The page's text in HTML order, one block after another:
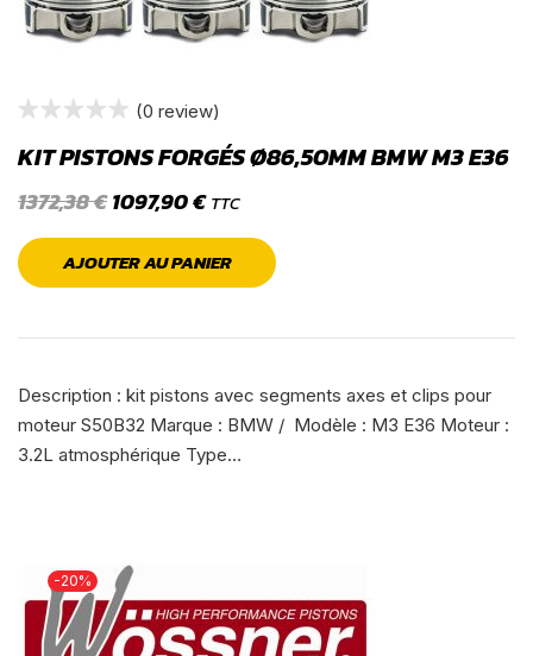
(0 review)
KIT PISTONS FORGÉS Ø86,50MM BMW M3 E36
1372,38€1097,90€ TTC
AJOUTER AU PANIER
Description : kit pistons avec segments axes et clips pour
moteur S50B32 Marque : BMW / Modèle : M3 E36 Moteur :
3.2L atmosphérique Type…
-20%